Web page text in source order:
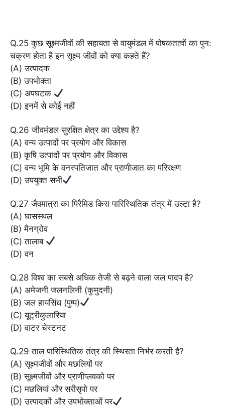
Q.25 कुछ सूक्ष्मजीवों की सहायता से वायुमंडल में पोषकतत्वों का पुन:
चक्रण होता है इन सूक्ष्म जीवों को क्या कहते हैं?
(A) उत्पादक
(B) उपभोक्ता
(C) अपघटक
(D) इनमें से कोई नहीं
Q.26 जीवमंडल सुरक्षित क्षेत्र का उद्देश्य है?
(A) वन्य उत्पादों पर प्रयोग और विकास
(B) कृषि उत्पादों पर प्रयोग और विकास
(C) वन्य भूमि के वनस्पतिजात और प्राणीजात का परिरक्षण
(D) उपयुक्त सभी
Q.27 जैवमात्रा का पिरैमिड किस पारिस्थितिक तंत्र में उल्टा है?
(A) घासस्थल
(B) मैनग्रोव
(C) तालाब
(D) वन
Q.28 विश्व का सबसे अधिक तेजी से बढ़ने वाला जल पादप है?
(A) अमेजनी जलनलिनी (कुमुदनी)
(B) जल हायसिंध (पुष्प)
(C) यूट्रीकुलारिया
(D) वाटर चेस्टनट
Q.29 ताल पारिस्थितिक तंत्र की स्थिरता निर्भर करती है?
(A) सूक्ष्मजीवों और मछलियों पर
(B) सूक्ष्मजीवों और प्राणीप्लवको पर
(C) मछलियां और सरीसृपो पर
(D) उत्पादकों और उपभोक्ताओं पर